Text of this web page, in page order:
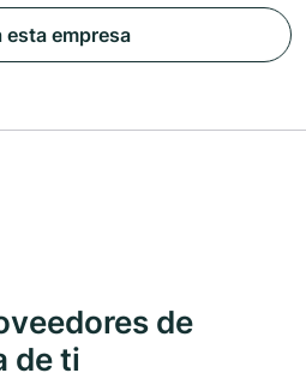
esta empresa
de
de ti